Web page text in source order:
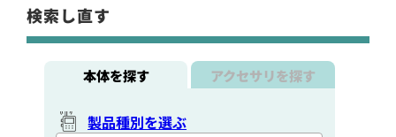
検索し直す
本体を探す アクセサリを探す
製品種別を選ぶ